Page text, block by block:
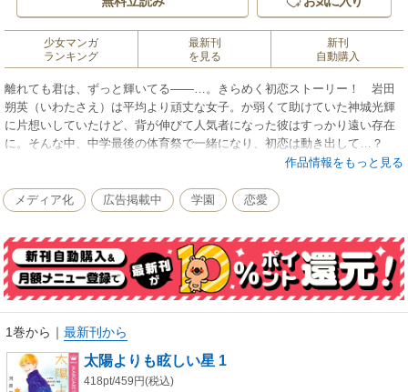
少女マンガ
ランキング
最新刊
を見る
新刊
自動購入
離れても君は、ずっと輝いてる――…。きらめく初恋ストーリー！ 岩田
朔英（いわたさえ）は平均より頑丈な女子。か弱くて助けていた神城光輝
に片想いしていたけど、背が伸びて人気者になった彼はすっかり遠い存在
に。そんな中、中学最後の体育祭で一緒になり、初恋は動き出して…？
作品情報をもっと見る
メディア化 広告掲載中 学園 恋愛
1巻から ｜ 最新刊から
太陽よりも眩しい星 1
418pt/459円(税込)